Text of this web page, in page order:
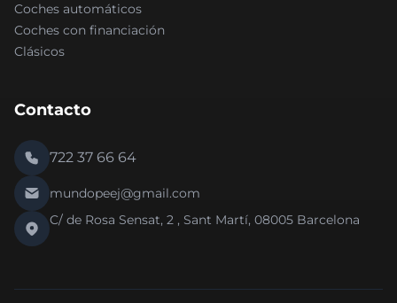
Coches automáticos
Coches con financiación
Clásicos
Contacto
722 37 66 64
mundopeej@gmail.com
C/ de Rosa Sensat, 2 , Sant Martí, 08005 Barcelona